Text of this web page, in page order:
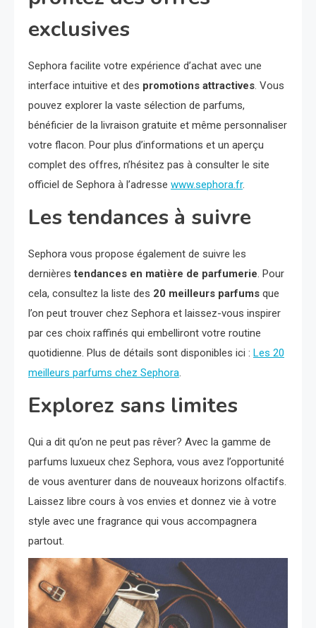
exclusives
Sephora facilite votre expérience d’achat avec une
interface intuitive et des promotions attractives. Vous
pouvez explorer la vaste sélection de parfums,
bénéficier de la livraison gratuite et même personnaliser
votre flacon. Pour plus d’informations et un aperçu
complet des offres, n’hésitez pas à consulter le site
officiel de Sephora à l’adresse www.sephora.fr.
Les tendances à suivre
Sephora vous propose également de suivre les
dernièrestendances en matière de parfumerie. Pour
cela, consultez la liste des 20 meilleurs parfums que
l’on peut trouver chez Sephora et laissez-vous inspirer
par ces choix raffinés qui embelliront votre routine
quotidienne. Plus de détails sont disponibles ici : Les 20
meilleurs parfums chez Sephora.
Explorez sans limites
Qui a dit qu’on ne peut pas rêver? Avec la gamme de
parfums luxueux chez Sephora, vous avez l’opportunité
de vous aventurer dans de nouveaux horizons olfactifs.
Laissez libre cours à vos envies et donnez vie à votre
style avec une fragrance qui vous accompagnera
partout.